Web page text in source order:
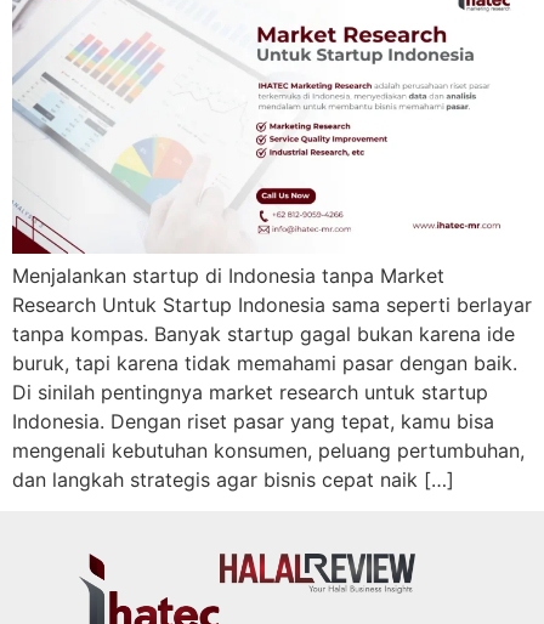
Menjalankan startup di Indonesia tanpa Market
Research Untuk Startup Indonesia sama seperti berlayar
tanpa kompas. Banyak startup gagal bukan karena ide
buruk, tapi karena tidak memahami pasar dengan baik.
Di sinilah pentingnya market research untuk startup
Indonesia. Dengan riset pasar yang tepat, kamu bisa
mengenali kebutuhan konsumen, peluang pertumbuhan,
dan langkah strategis agar bisnis cepat naik […]